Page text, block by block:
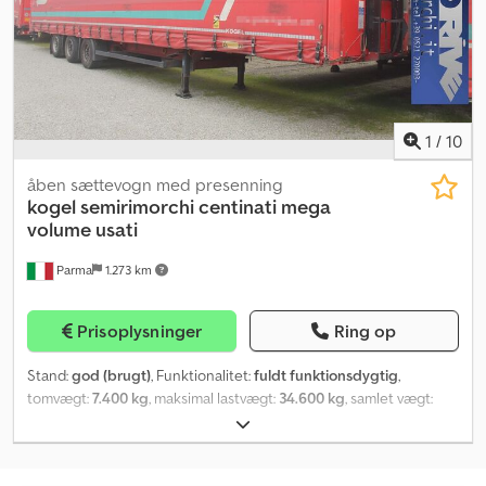
Ajziu Huehbsr fastmonteret presenning med bagdøre skydetag
motorbremse trækstang
1 / 10
Parma 1.273 km
åben sættevogn med presenning
kogelsemirimorchi centinati mega
volume usati
Prisoplysninger Ring op
Stand:god (brugt), Funktionalitet:fuldt funktionsdygtig,
tomvægt:7.400 kg, maksimal lastvægt: 34.600 kg, samlet vægt:
3 aksler
11/2014, længde af lastrum:13.700 mm, læsningsbredde:2.500